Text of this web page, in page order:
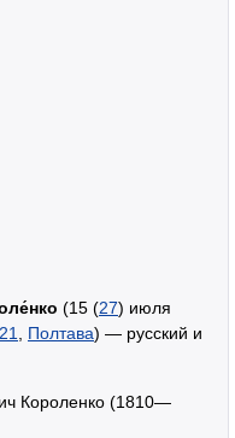
(15 (27) июля
Полтава) — русский и
Короленко (1810—